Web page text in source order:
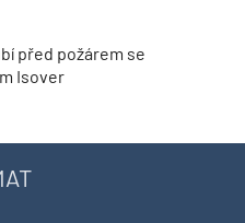
před požárem se
Isover